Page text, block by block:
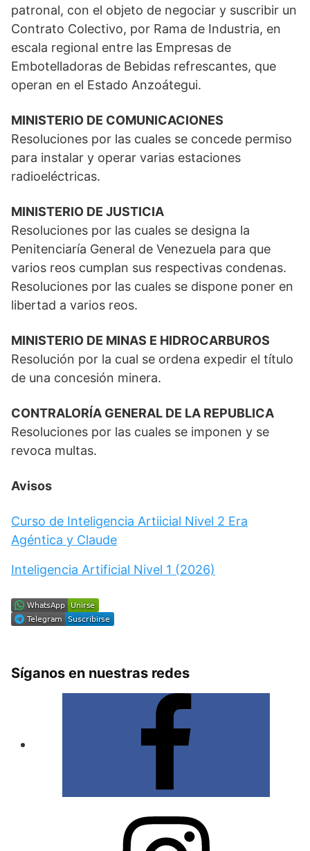
patronal, con el objeto de negociar y suscribir un
Contrato Colectivo, por Rama de Industria, en
escala regional entre las Empresas de
Embotelladoras de Bebidas refrescantes, que
operan en el Estado Anzoátegui.
MINISTERIO DE COMUNICACIONES
Resoluciones por las cuales se concede permiso
para instalar y operar varias estaciones
radioeléctricas.
MINISTERIO DE JUSTICIA
Resoluciones por las cuales se designa la
Penitenciaría General de Venezuela para que
varios reos cumplan sus respectivas condenas.
Resoluciones por las cuales se dispone poner en
libertad a varios reos.
MINISTERIO DE MINAS E HIDROCARBUROS
Resolución por la cual se ordena expedir el título
de una concesión minera.
CONTRALORÍA GENERAL DE LA REPUBLICA
Resoluciones por las cuales se imponen y se
revoca multas.
Avisos
Curso de Inteligencia Artiicial Nivel 2 Era
Agéntica y Claude
Inteligencia Artificial Nivel 1 (2026)
Síganos en nuestras redes